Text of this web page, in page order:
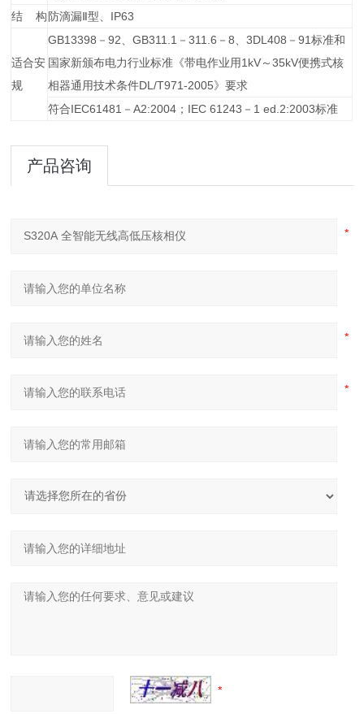
结 构 防滴漏Ⅱ型、IP63
适合安
规
GB13398－92、GB311.1－311.6－8、3DL408－91标准和
国家新颁布电力行业标准《带电作业用1kV～35kV便携式核
相器通用技术条件DL/T971-2005》要求
符合IEC61481－A2:2004；IEC 61243－1 ed.2:2003标准
产品咨询